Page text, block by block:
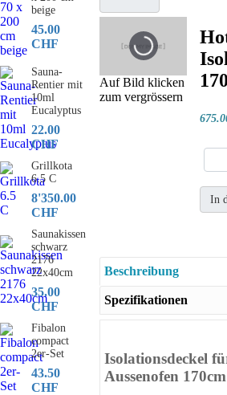
beige
45.00
CHF
Sauna-
Rentier mit
10ml
Eucalyptus
22.00
CHF
Grillkota
6.5 C
8'350.00
CHF
Saunakissen
schwarz
2176
22x40cm
35.00
CHF
Fibalon
compact
2er-Set
43.50
CHF
Auf Bild klicken
zum vergrössern
In
Beschreibung
Spezifikationen
Isolationsdeckel
Aussenofen